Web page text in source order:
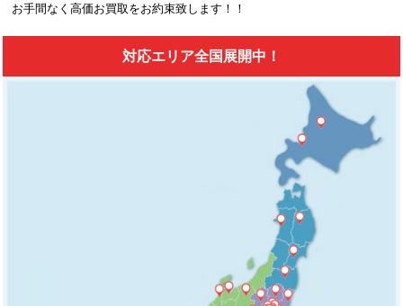
お手間なく高価お買取をお約束致します！！
対応エリア全国展開中！